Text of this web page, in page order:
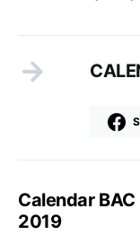
Calendar
2019